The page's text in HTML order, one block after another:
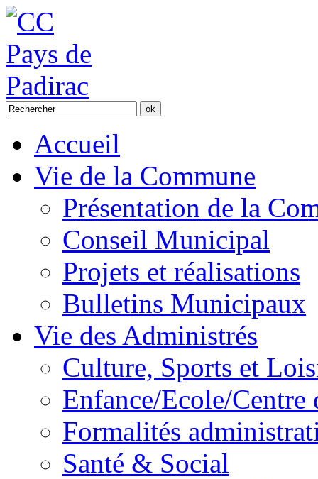
Accueil
Vie de la Commune
Présentation de la
Conseil Municipal
Projets et réalisations
Bulletins Municipaux
Vie des Administrés
Culture, Sports et
Enfance/Ecole/Centre
Formalités
Santé & Social